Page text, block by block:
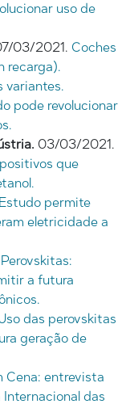
uso de
03/2021. Coches
recarga).
variantes.
pode revolucionar
03/03/2021.
que
Estudo permite
eletricidade a
Perovskitas:
a futura
das perovskitas
geração de
Cena: entrevista
Internacional das